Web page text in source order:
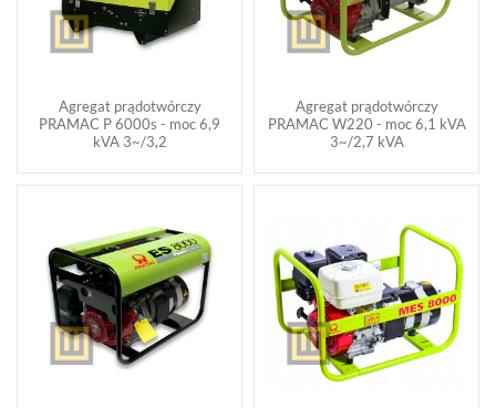
Agregat prądotwórczy
PRAMAC P 6000s - moc 6,9
kVA 3~/3,2
Agregat prądotwórczy
PRAMAC W220 - moc 6,1 kVA
3~/2,7 kVA